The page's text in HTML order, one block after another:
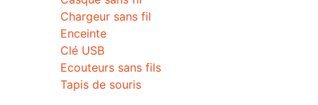
Chargeur sans fil
Enceinte
Clé USB
Ecouteurs sans fils
Tapis de souris